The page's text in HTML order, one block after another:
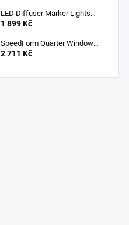
LED Diffuser Marker Lights
(CHALLENGER 15-23)
1 899 Kč
SpeedForm Quarter Window
Louvers - Gloss Black
2 711 Kč